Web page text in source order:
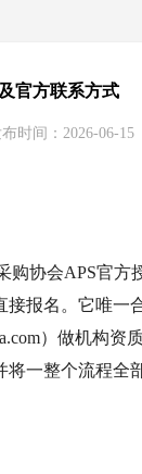
官方联系方式
时间：2026-06-15
购协会APS官方
报名。它唯一
）做机构资
一整个流程全